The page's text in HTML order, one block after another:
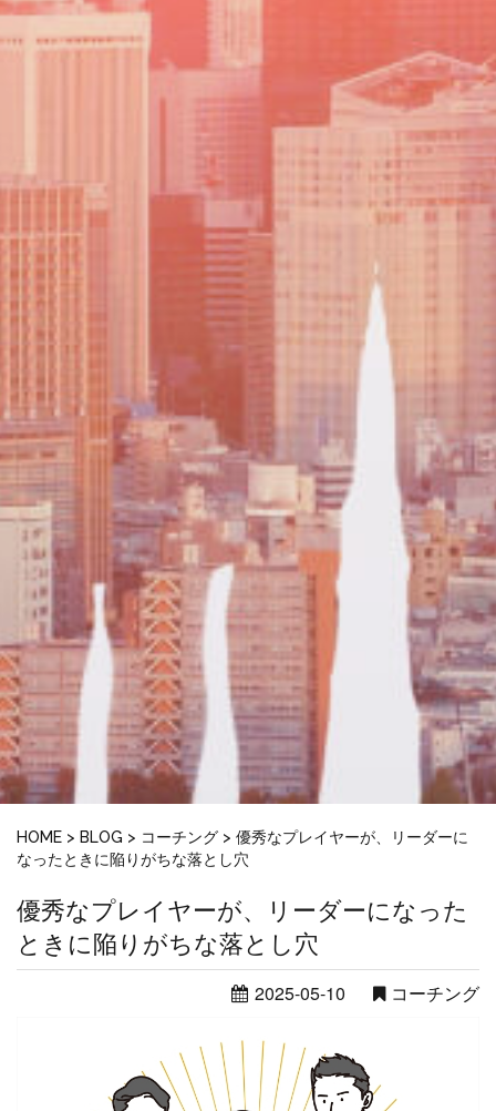
HOME > BLOG > コーチング > 優秀なプレイヤーが、リーダーに
なったときに陥りがちな落とし穴
優秀なプレイヤーが、リーダーになった
ときに陥りがちな落とし穴
2025-05-10 コーチング